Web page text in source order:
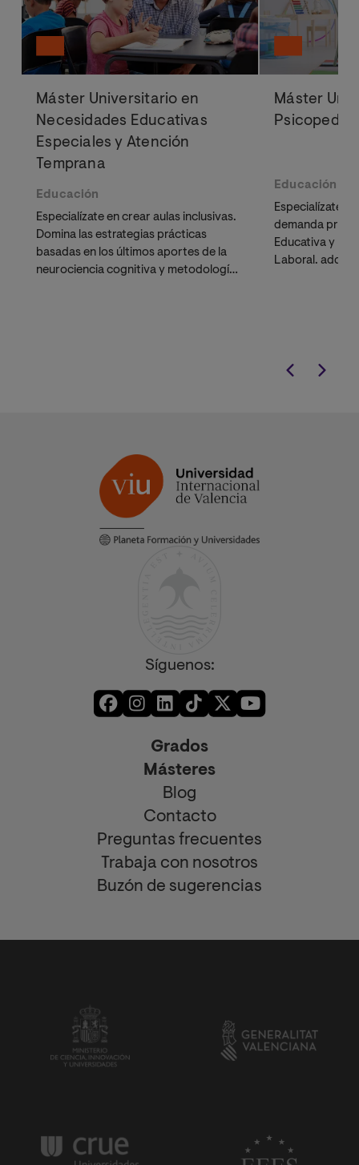
Máster Universitario en
Necesidades Educativas
Especiales y Atención
Temprana
Educación
Especialízate en crear aulas inclusivas.
Domina las estrategias prácticas
basadas en los últimos aportes de la
neurociencia cognitiva y metodologías
Máster
Educación
Especialízate
demanda
Educativa y
Laboral.
Síguenos:
Grados
Másteres
Blog
Contacto
Preguntas frecuentes
Trabaja con nosotros
Buzón de sugerencias